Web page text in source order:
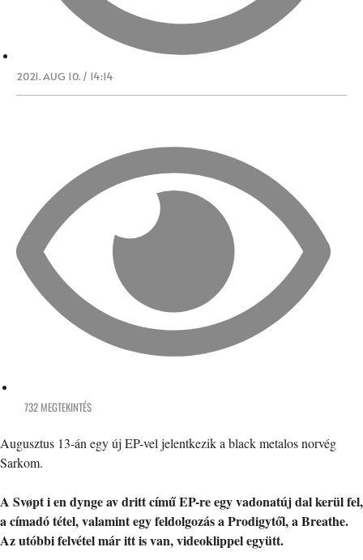
2021. AUG 10. / 14:14
732 MEGTEKINTÉS
Augusztus 13-án egy új EP-vel jelentkezik a black metalos norvég
Sarkom.
A Svøpt i en dynge av dritt című EP-re egy vadonatúj dal kerül fel,
a címadó tétel, valamint egy feldolgozás a Prodigytől, a Breathe.
Az utóbbi felvétel már itt is van, videoklippel együtt.